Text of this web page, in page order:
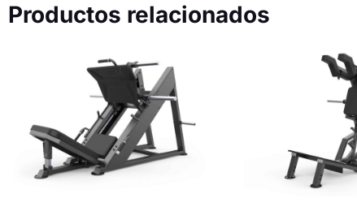
Productos relacionados